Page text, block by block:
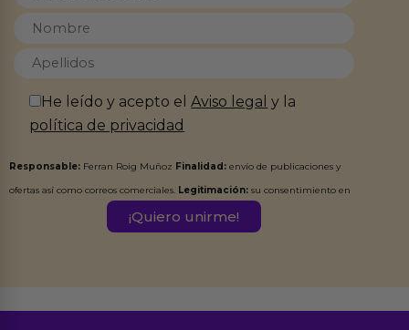
He leído y acepto elAviso legal y la
política de privacidad
Responsable: Ferran Roig Muñoz Finalidad: envío de publicaciones y
ofertas así como correos comerciales. Legitimación: su consentimiento en
Destinatarios:Ferran Roig Muñoz. Podrás ejercer tus